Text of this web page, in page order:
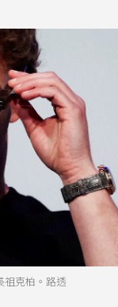
祖克柏。路透